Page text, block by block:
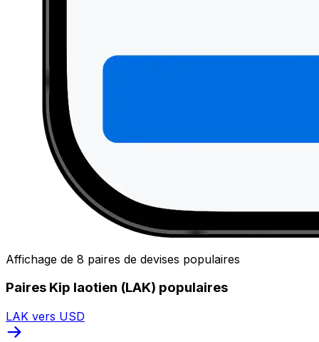
Affichage de 8 paires de devises populaires
Paires Kip laotien (LAK) populaires
LAK vers USD